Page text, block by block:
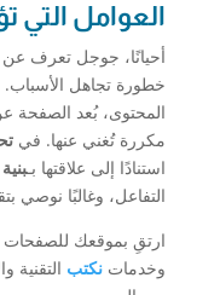
العوامل التي
أحيانًا، جوجل تعرف عن
خطورة تجاهل
المحتوى، بُعد الصفحة
مكررة تُغني عنها. في
استنادًا إلى علاقتها بـ
التفاعل، وغالبًا نوصي
ارتقِ بموقعك
وخدمات نكتب التقنية